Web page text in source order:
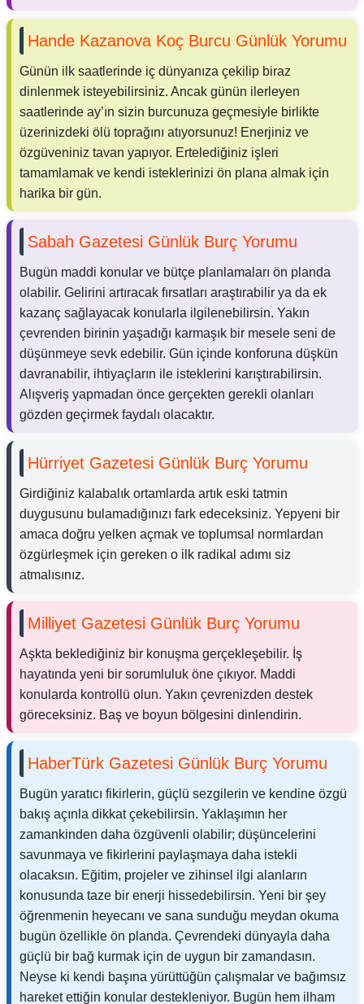
Hande Kazanova Koç Burcu Günlük Yorumu
Günün ilk saatlerinde iç dünyanıza çekilip biraz
dinlenmek isteyebilirsiniz. Ancak günün ilerleyen
saatlerinde ay’ın sizin burcunuza geçmesiyle birlikte
üzerinizdeki ölü toprağını atıyorsunuz! Enerjiniz ve
özgüveniniz tavan yapıyor. Ertelediğiniz işleri
tamamlamak ve kendi isteklerinizi ön plana almak için
harika bir gün.
Sabah Gazetesi Günlük Burç Yorumu
Bugün maddi konular ve bütçe planlamaları ön planda
olabilir. Gelirini artıracak fırsatları araştırabilir ya da ek
kazanç sağlayacak konularla ilgilenebilirsin. Yakın
çevrenden birinin yaşadığı karmaşık bir mesele seni de
düşünmeye sevk edebilir. Gün içinde konforuna düşkün
davranabilir, ihtiyaçların ile isteklerini karıştırabilirsin.
Alışveriş yapmadan önce gerçekten gerekli olanları
gözden geçirmek faydalı olacaktır.
Hürriyet Gazetesi Günlük Burç Yorumu
Girdiğiniz kalabalık ortamlarda artık eski tatmin
duygusunu bulamadığınızı fark edeceksiniz. Yepyeni bir
amaca doğru yelken açmak ve toplumsal normlardan
özgürleşmek için gereken o ilk radikal adımı siz
atmalısınız.
Milliyet Gazetesi Günlük Burç Yorumu
Aşkta beklediğiniz bir konuşma gerçekleşebilir. İş
hayatında yeni bir sorumluluk öne çıkıyor. Maddi
konularda kontrollü olun. Yakın çevrenizden destek
göreceksiniz. Baş ve boyun bölgesini dinlendirin.
HaberTürk Gazetesi Günlük Burç Yorumu
Bugün yaratıcı fikirlerin, güçlü sezgilerin ve kendine özgü
bakış açınla dikkat çekebilirsin. Yaklaşımın her
zamankinden daha özgüvenli olabilir; düşüncelerini
savunmaya ve fikirlerini paylaşmaya daha istekli
olacaksın. Eğitim, projeler ve zihinsel ilgi alanların
konusunda taze bir enerji hissedebilirsin. Yeni bir şey
öğrenmenin heyecanı ve sana sunduğu meydan okuma
bugün özellikle ön planda. Çevrendeki dünyayla daha
güçlü bir bağ kurmak için de uygun bir zamandasın.
Neyse ki kendi başına yürüttüğün çalışmalar ve bağımsız
hareket ettiğin konular destekleniyor. Bugün hem ilham